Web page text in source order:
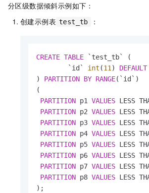
分区级数据倾斜示例如下：
创建示例表 test_tb ：
CREATE TABLE `test_tb` (
        `id`
int (11) DEFAULT
) PARTITION BY RANGE(`id`)
(
PARTITION p1 VALUES LESS
PARTITION p2 VALUES LESS
PARTITION p3 VALUES LESS
PARTITION p4 VALUES LESS
PARTITION p5 VALUES LESS
PARTITION p6 VALUES LESS
PARTITION p7 VALUES LESS
PARTITION p8 VALUES LESS
);